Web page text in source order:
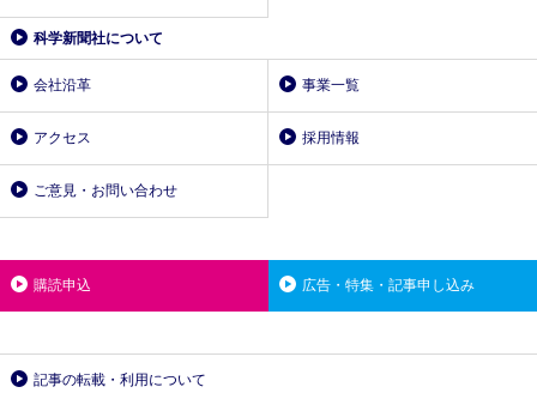
科学新聞社について
会社沿革 事業一覧
アクセス 採用情報
ご意見・お問い合わせ
購読申込 広告・特集・記事申し込み
記事の転載・利用について